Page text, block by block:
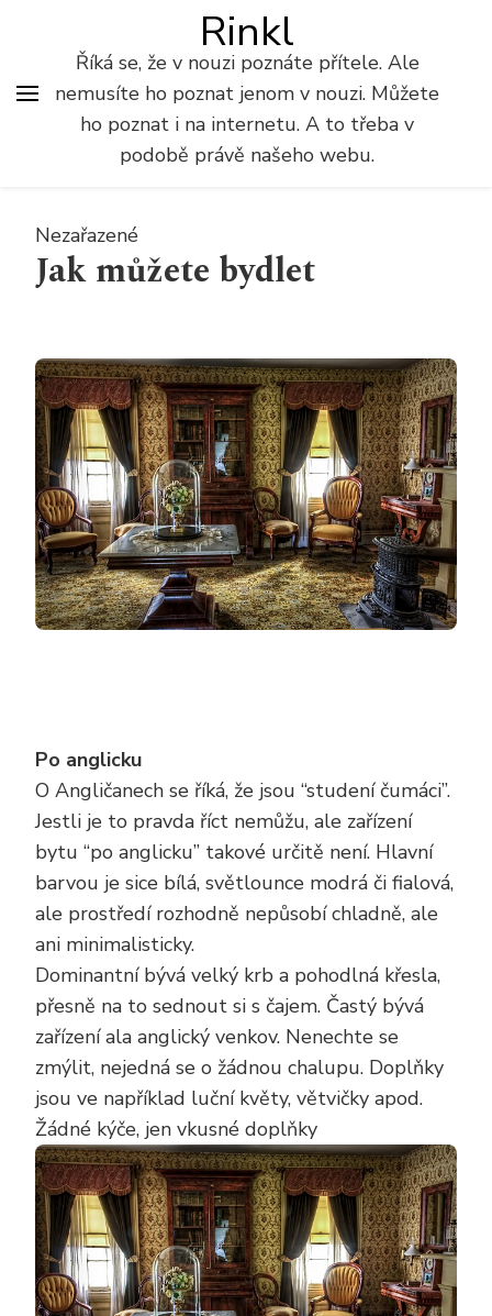
Rinkl
Říká se, že v nouzi poznáte přítele. Ale
nemusíte ho poznat jenom v nouzi. Můžete
ho poznat i na internetu. A to třeba v
podobě právě našeho webu.
Nezařazené
Jak můžete bydlet
Po anglicku
O Angličanech se říká, že jsou “studení čumáci”.
Jestli je to pravda říct nemůžu, ale zařízení
bytu “po anglicku” takové určitě není. Hlavní
barvou je sice bílá, světlounce modrá či fialová,
ale prostředí rozhodně nepůsobí chladně, ale
ani minimalisticky.
Dominantní bývá velký krb a pohodlná křesla,
přesně na to sednout si s čajem. Častý bývá
zařízení ala anglický venkov. Nenechte se
zmýlit, nejedná se o žádnou chalupu. Doplňky
jsou ve například luční květy, větvičky apod.
Žádné kýče, jen vkusné doplňky